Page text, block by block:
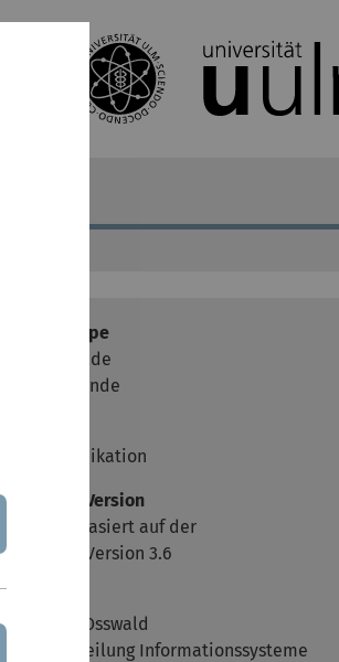
Zielgruppe
Dozierende
Studierende
Kommunikation
Moodle Version
Artikel basiert auf der
Moodle Version 3.6
Kathrin Osswald
kiz - Abteilung Informationssysteme